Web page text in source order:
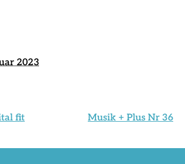
2023
fit Musik + Plus Nr 36